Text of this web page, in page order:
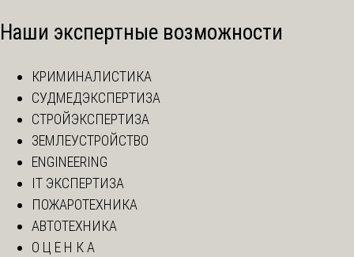
Наши экспертные возможности
КРИМИНАЛИСТИКА
СУДМЕДЭКСПЕРТИЗА
СТРОЙЭКСПЕРТИЗА
ЗЕМЛЕУСТРОЙСТВО
ENGINEERING
IT ЭКСПЕРТИЗА
ПОЖАРОТЕХНИКА
АВТОТЕХНИКА
О Ц Е Н К А